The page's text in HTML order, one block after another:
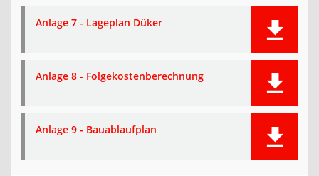
Anlage 7 - Lageplan Düker
Anlage 8 - Folgekostenberechnung
Anlage 9 - Bauablaufplan